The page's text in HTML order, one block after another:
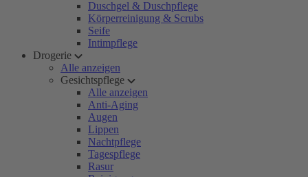
Duschgel & Duschpflege
Körperreinigung & Scrubs
Seife
Intimpflege
Drogerie
Alle anzeigen
Gesichtspflege
Alle anzeigen
Anti-Aging
Augen
Lippen
Nachtpflege
Tagespflege
Rasur